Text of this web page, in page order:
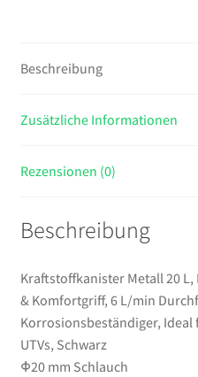
Durchflussrate,
&
Ideal
Motorräder,
&
UTVs,
Schwarz
Menge
Beschreibung
Zusätzliche Informationen
Rezensionen (0)
Beschreibung
Kraftstoffkanister Metall 20
& Komfortgriff, 6 L/min
Korrosionsbeständiger, Ideal
UTVs, Schwarz
Φ20 mm Schlauch